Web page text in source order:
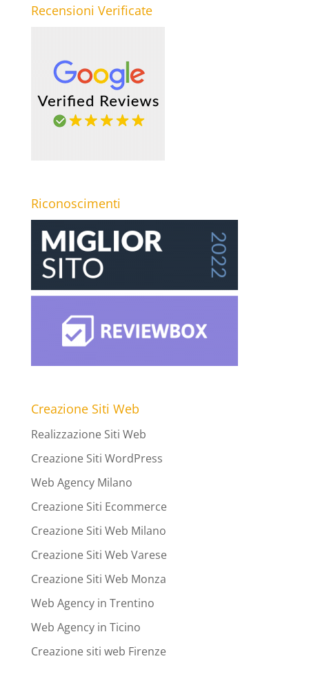
Recensioni Verificate
Riconoscimenti
Creazione Siti Web
Realizzazione Siti Web
Creazione Siti WordPress
Web Agency Milano
Creazione Siti Ecommerce
Creazione Siti Web Milano
Creazione Siti Web Varese
Creazione Siti Web Monza
Web Agency in Trentino
Web Agency in Ticino
Creazione siti web Firenze